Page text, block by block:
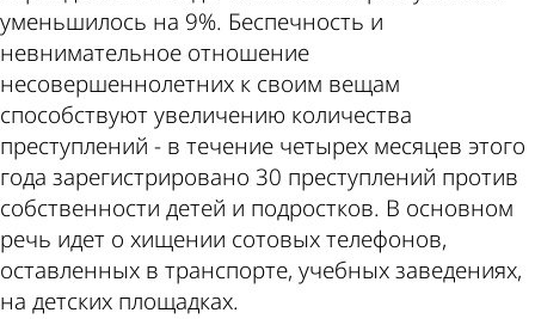
уменьшилось на 9%. Беспечность и
невнимательное отношение
несовершеннолетних к своим вещам
способствуют увеличению количества
преступлений - в течение четырех месяцев этого
года зарегистрировано 30 преступлений против
собственности детей и подростков. В основном
речь идет о хищении сотовых телефонов,
оставленных в транспорте, учебных заведениях,
на детских площадках.